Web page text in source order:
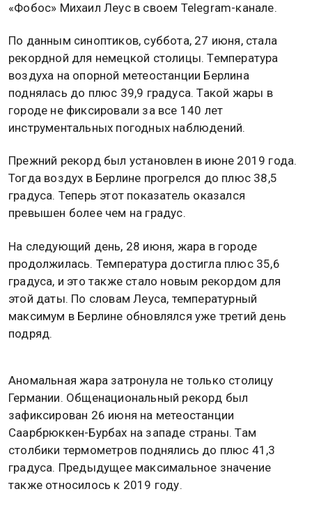
«Фобос» Михаил Леус в своем Telegram-канале.
По данным синоптиков, суббота, 27 июня, стала
рекордной для немецкой столицы. Температура
воздуха на опорной метеостанции Берлина
поднялась до плюс 39,9 градуса. Такой жары в
городе не фиксировали за все 140 лет
инструментальных погодных наблюдений.
Прежний рекорд был установлен в июне 2019 года.
Тогда воздух в Берлине прогрелся до плюс 38,5
градуса. Теперь этот показатель оказался
превышен более чем на градус.
На следующий день, 28 июня, жара в городе
продолжилась. Температура достигла плюс 35,6
градуса, и это также стало новым рекордом для
этой даты. По словам Леуса, температурный
максимум в Берлине обновлялся уже третий день
подряд.
Аномальная жара затронула не только столицу
Германии. Общенациональный рекорд был
зафиксирован 26 июня на метеостанции
Саарбрюккен-Бурбах на западе страны. Там
столбики термометров поднялись до плюс 41,3
градуса. Предыдущее максимальное значение
также относилось к 2019 году.